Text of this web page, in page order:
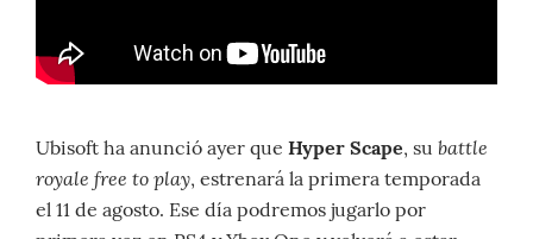
Ubisoft ha anunció ayer que Hyper Scape, su battle
royale free to play, estrenará la primera temporada
el 11 de agosto. Ese día podremos jugarlo por